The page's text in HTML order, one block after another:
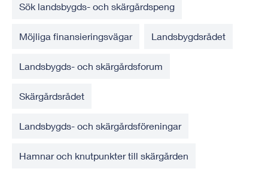
Sök landsbygds- och skärgårdspeng
Möjliga finansieringsvägar Landsbygdsrådet
Landsbygds- och skärgårdsforum
Skärgårdsrådet
Landsbygds- och skärgårdsföreningar
Hamnar och knutpunkter till skärgården